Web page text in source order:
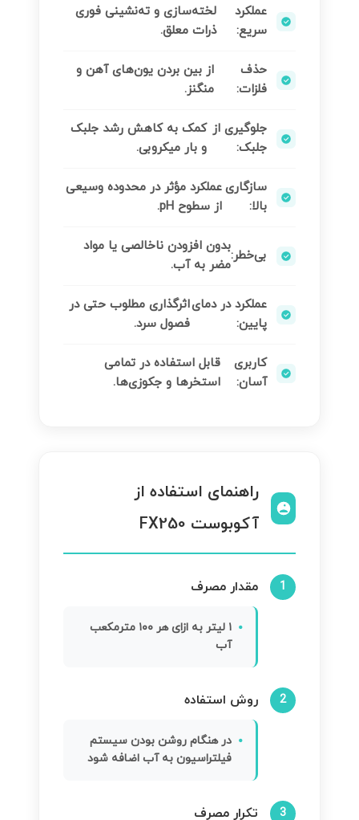
عملکرد
سریع:
لخته‌سازی و ته‌نشینی فوری
ذرات معلق.
حذف
فلزات:
از بین بردن یون‌های آهن و
منگنز.
جلوگیری از
جلبک:
کمک به کاهش رشد جلبک
و بار میکروبی.
سازگاری
بالا:
عملکرد مؤثر در محدوده وسیعی
از سطوح pH.
بی‌خطر:
بدون افزودن ناخالصی یا مواد
مضر به آب.
عملکرد در دمای
پایین:
اثرگذاری مطلوب حتی در
فصول سرد.
کاربری
آسان:
قابل استفاده در تمامی
استخرها و جکوزی‌ها.
راهنمای استفاده از
آکوبوست FX250
1 مقدار مصرف
۱ لیتر به ازای هر ۱۰۰ مترمکعب
آب
2 روش استفاده
در هنگام روشن بودن سیستم
فیلتراسیون به آب اضافه شود
3 تکرار مصرف